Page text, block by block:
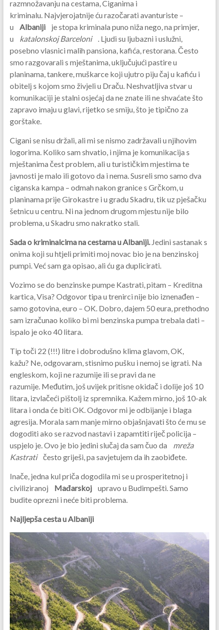
razmnožavanju na cestama, Ciganima i
kriminalu. Najvjerojatnije ću razočarati avanturiste –
u Albanijije stopa kriminala puno niža nego, na primjer,
u katalonskoj Barceloni. Ljudi su ljubazni i uslužni,
posebno vlasnici malih pansiona, kafića, restorana. Često
smo razgovarali s mještanima, uključujući pastire u
planinama, tankere, muškarce koji ujutro piju čaj u kafiću i
obitelj s kojom smo živjeli u Draču. Neshvatljiva stvar u
komunikaciji je stalni osjećaj da ne znate ili ne shvaćate što
zapravo imaju u glavi, rijetko se smiju, što je tipično za
gorštake.
Cigani se nisu držali, ali mi se nismo zadržavali u njihovim
logorima. Koliko sam shvatio, i njima je komunikacija s
mještanima čest problem, ali u turističkim mjestima te
javnosti je malo ili gotovo da i nema. Susreli smo samo dva
ciganska kampa – odmah nakon granice s Grčkom, u
planinama prije Girokastre i u gradu Skadru, tik uz pješačku
šetnicu u centru. Ni na jednom drugom mjestu nije bilo
problema, u Skadru smo nakratko stali.
Sada o kriminalcima na cestama u Albaniji. Jedini sastanak s
onima koji su htjeli primiti moj novac bio je na benzinskoj
pumpi. Već sam ga opisao, ali ću ga duplicirati.
Vozimo se do benzinske pumpe Kastrati, pitam – Kreditna
kartica, Visa? Odgovor tipa u trenirci nije bio iznenađen –
samo gotovina, euro – OK. Dobro, dajem 50 eura, prethodno
sam izračunao koliko bi mi benzinska pumpa trebala dati –
ispalo je oko 40 litara.
Tip toči 22 (!!!) litre i dobrodušno klima glavom, OK,
kažu? Ne, odgovaram, stisnimo pušku i nemoj se igrati. Na
engleskom, koji ne razumije ili se pravi da ne
razumije. Međutim, još uvijek pritisne okidač i dolije još 10
litara, izvlačeći pištolj iz spremnika. Kažem mirno, još 10-ak
litara i onda će biti OK. Odgovor mi je odbijanje i blaga
agresija. Morala sam manje mirno objašnjavati što će mu se
dogoditi ako se razvod nastavi i zapamtiti riječ policija –
uspjelo je. Ovo je bio jedini slučaj da sam čuo da mreža
Kastratičesto griješi, pa savjetujem da ih zaobiđete.
Inače, jedna kul priča dogodila mi se u prosperitetnoj i
civiliziranoj Mađarskojupravo u Budimpešti. Samo
budite oprezni i neće biti problema.
Najljepša cesta u Albaniji